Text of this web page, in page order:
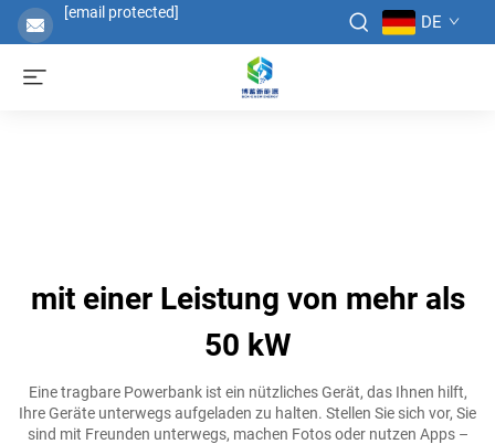
[email protected] DE
mit einer Leistung von mehr als
50 kW
Eine tragbare Powerbank ist ein nützliches Gerät, das Ihnen hilft,
Ihre Geräte unterwegs aufgeladen zu halten. Stellen Sie sich vor, Sie
sind mit Freunden unterwegs, machen Fotos oder nutzen Apps –